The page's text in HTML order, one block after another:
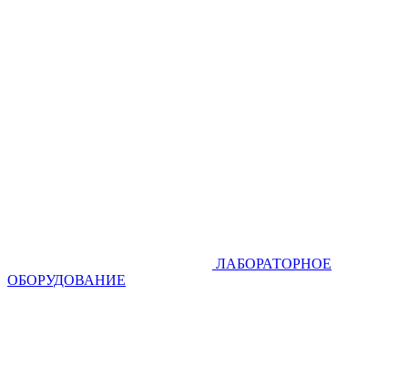
ЛАБОРАТОРНОЕ
ОБОРУДОВАНИЕ